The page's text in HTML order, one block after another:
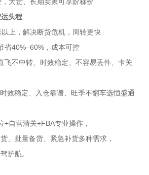
头程
上，解决断货危机，周转更快
省40%–60%，成本可控
飞不中转、时效稳定、不容易丢件、卡关
效稳定、入仓靠谱、旺季不翻车选恒盛通
+自营清关+FBA专业操作，
、批量备货、紧急补货多种需求，
护航。